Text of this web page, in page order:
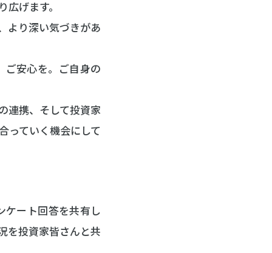
げます。
より深い気づきがあ
ご安心を。ご自身の
連携、そして投資家
っていく機会にして
ケート回答を共有し
を投資家皆さんと共